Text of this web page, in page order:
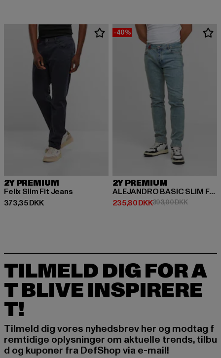
2Y PREMIUM
Felix Slim Fit Jeans
373,35 DKK
Nuværende pris: 373,35 DKK
-40%
2Y PREMIUM
ALEJANDRO BASIC SLIM FIT JEANS
235,80 DKK
Nuværende pris: 235,80 DKK
393,00 DKK
TILMELD DIG FOR A
T BLIVE INSPIRERE
T!
Tilmeld dig vores nyhedsbrev her og modtag f
remtidige oplysninger om aktuelle trends, tilbu
d og kuponer fra DefShop via e-mail!